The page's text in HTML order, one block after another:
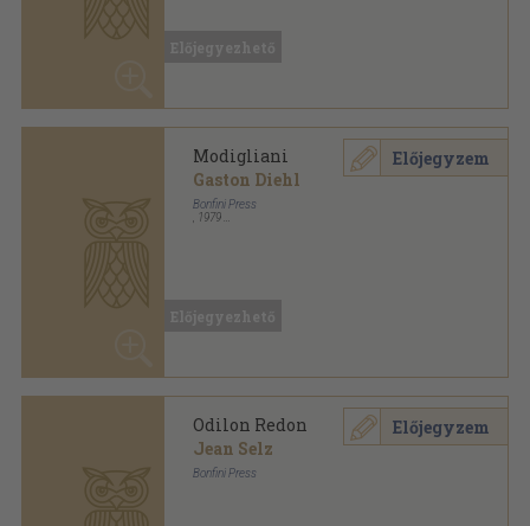
Modigliani
Gaston Diehl
Bonfini Press
,1979
Fűzött keménykötés ,
Előjegyzem
Odilon Redon
Jean Selz
Bonfini Press
Fűzött kemény papírkötés
oldal
Előjegyzem